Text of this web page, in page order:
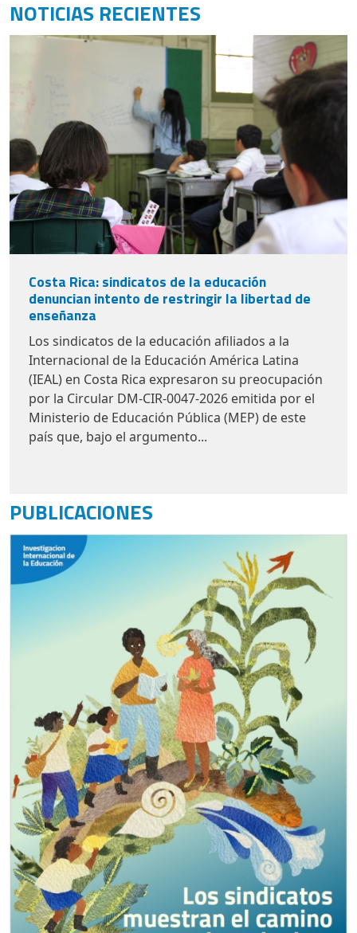
Costa Rica: sindicatos de la educación
denuncian intento de restringir la libertad de
enseñanza
Los sindicatos de la educación afiliados a la
Internacional de la Educación América Latina
(IEAL) en Costa Rica expresaron su preocupación
por laCircular DM-CIR-0047-2026emitida por el
Ministerio de Educación Pública (MEP) de este
país que, bajo el argumento...